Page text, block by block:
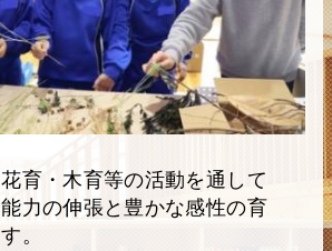
育・木育等の活動を通して
力の伸張と豊かな感性の育
。